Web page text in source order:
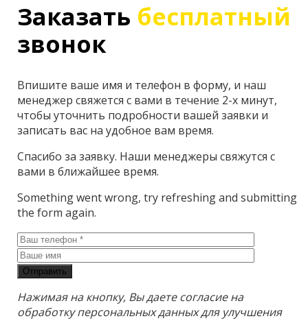
Заказать бесплатный
звонок
Впишите ваше имя и телефон в форму, и наш
менеджер свяжется с вами в течение 2-х минут,
чтобы уточнить подробности вашей заявки и
записать вас на удобное вам время.
Спасибо за заявку. Наши менеджеры свяжутся с
вами в ближайшее время.
Something went wrong, try refreshing and submitting
the form again.
Отправить
Нажимая на кнопку, Вы даете согласие на
обработку персональных данных для улучшения